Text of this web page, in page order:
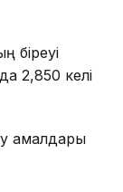
біреуі
2,850 келі
амалдары